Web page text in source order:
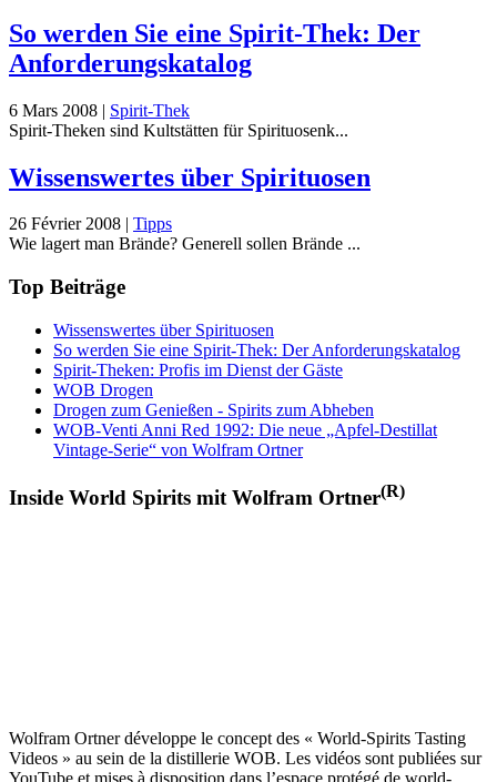
So werden Sie eine Spirit-Thek: Der
Anforderungskatalog
6 Mars 2008 | Spirit-Thek
Spirit-Theken sind Kultstätten für Spirituosenk...
Wissenswertes über Spirituosen
26 Février 2008 | Tipps
Wie lagert man Brände? Generell sollen Brände ...
Top Beiträge
Wissenswertes über Spirituosen
So werden Sie eine Spirit-Thek: Der Anforderungskatalog
Spirit-Theken: Profis im Dienst der Gäste
WOB Drogen
Drogen zum Genießen - Spirits zum Abheben
WOB-Venti Anni Red 1992: Die neue „Apfel-Destillat
Vintage-Serie“ von Wolfram Ortner
Inside World Spirits mit Wolfram Ortner(R)
Wolfram Ortner développe le concept des « World-Spirits Tasting
Videos » au sein de la distillerie WOB. Les vidéos sont publiées sur
YouTube et mises à disposition dans l’espace protégé de world-